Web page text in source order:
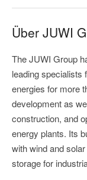
Über JUWI
The JUWI Group
leading specialists
energies for more
development as
construction, and
energy plants. Its
with wind and
storage for